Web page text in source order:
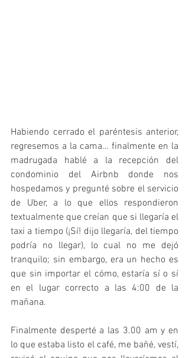
Habiendo cerrado el paréntesis anterior,
regresemos a la cama… finalmente en la
madrugada hablé a la recepción del
condominio del Airbnb donde nos
hospedamos y pregunté sobre el servicio
de Uber, a lo que ellos respondieron
textualmente que creían que si llegaría el
taxi a tiempo (¡Sí! dijo llegaría, del tiempo
podría no llegar), lo cual no me dejó
tranquilo; sin embargo, era un hecho es
que sin importar el cómo, estaría sí o sí
en el lugar correcto a las 4:00 de la
mañana.
Finalmente desperté a las 3.00 am y en
lo que estaba listo el café, me bañé, vestí,